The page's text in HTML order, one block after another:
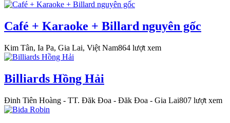
Café + Karaoke + Billard nguyên gốc
Kim Tân, Ia Pa, Gia Lai, Việt Nam864 lượt xem
Billiards Hồng Hải
Đinh Tiên Hoàng - TT. Đăk Đoa - Đăk Đoa - Gia Lai807 lượt xem